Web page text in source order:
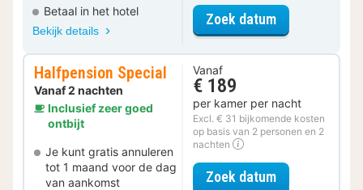
Betaal in het hotel
Bekijk details
Zoek datumvoor
Halfpension Special
Vanaf 2 nachten
Inclusief zeer goed
ontbijt
Je kunt gratis annuleren
tot 1 maand voor de dag
van aankomst
Vanaf
€ 189
per kamer per nacht
Excl. € 31 bijkomende kosten
op basis van 2 personen en 2
nachten
Zoek datumvoor